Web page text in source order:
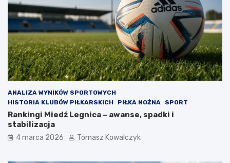
ANALIZA WYNIKÓW SPORTOWYCH
HISTORIA KLUBÓW PIŁKARSKICH
PIŁKA NOŻNA SPORT
Rankingi Miedź Legnica – awanse, spadki i
stabilizacja
4 marca 2026 Tomasz Kowalczyk